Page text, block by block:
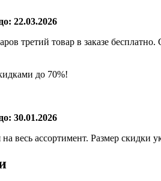
22.03.2026
третий товар в заказе
до 70%!
30.01.2026
весь ассортимент. Размер скидки